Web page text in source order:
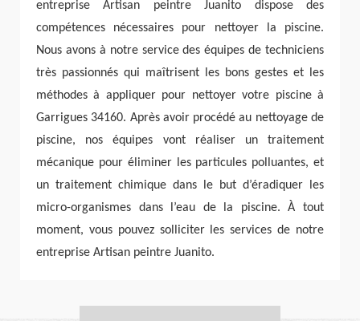
entreprise Artisan peintre Juanito dispose des
compétences nécessaires pour nettoyer la piscine.
Nous avons à notre service des équipes de techniciens
très passionnés qui maîtrisent les bons gestes et les
méthodes à appliquer pour nettoyer votre piscine à
Garrigues 34160. Après avoir procédé au nettoyage de
piscine, nos équipes vont réaliser un traitement
mécanique pour éliminer les particules polluantes, et
un traitement chimique dans le but d’éradiquer les
micro-organismes dans l’eau de la piscine. À tout
moment, vous pouvez solliciter les services de notre
entreprise Artisan peintre Juanito.